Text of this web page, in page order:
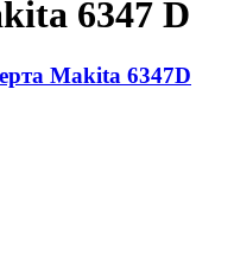
6347 D
Makita 6347D